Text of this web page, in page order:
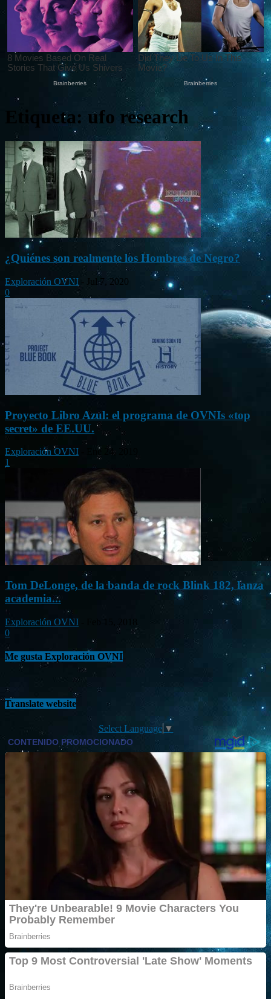
Etiqueta: ufo research
¿Quiénes son realmente los Hombres de Negro?
Exploración OVNI
Jul 7, 2020
0
Proyecto Libro Azul: el programa de OVNIs «top
secret» de EE.UU.
Exploración OVNI
Ene 24, 2019
1
Tom DeLonge, de la banda de rock Blink 182, lanza
academia...
Exploración OVNI
0
Me gusta Exploración OVNI
Translate website
Select Language ▼